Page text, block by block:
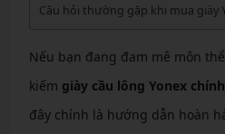
Câu hỏi thường gặp khi mua giày
Nếu bạn đang đam mê môn
kiếm giày cầu lông Yonex
đây chính là hướng dẫn hoàn